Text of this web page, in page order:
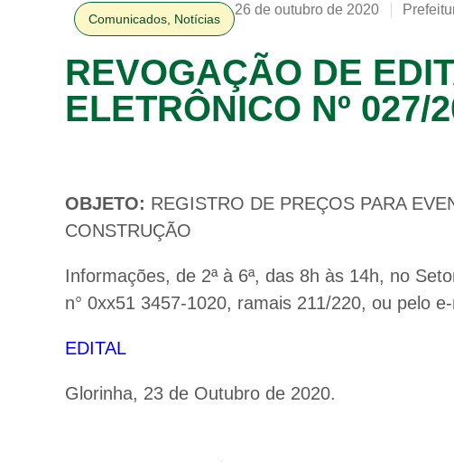
Comunicados Notícias
26 de outubro de 2020
REVOGAÇÃO DE
ELETRÔNICO Nº 027/
OBJETO: REGISTRO DE PREÇOS PARA
CONSTRUÇÃO
Informações, de 2ª à 6ª, das 8h às 14h, no
n° 0xx51 3457-1020, ramais 211/220, ou pelo
EDITAL
Glorinha, 23 de Outubro de 2020.